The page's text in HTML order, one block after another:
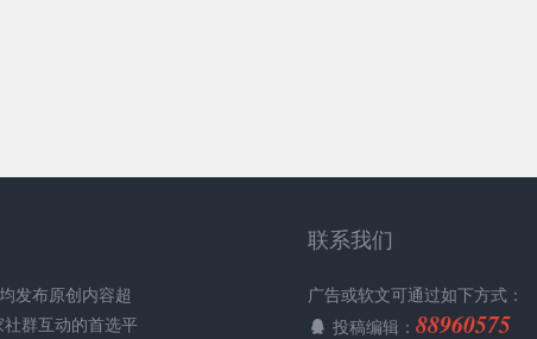
发布原创内容超
群互动的首选平
联系我们
广告或软文可通过如下方式：
投稿编辑： 88960575